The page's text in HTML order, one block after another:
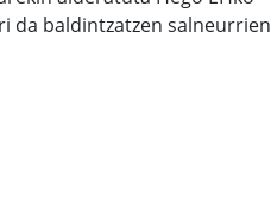
da baldintzatzen salneurrien